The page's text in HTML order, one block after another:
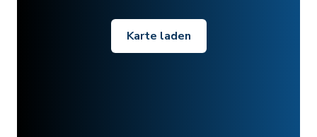
Karte laden